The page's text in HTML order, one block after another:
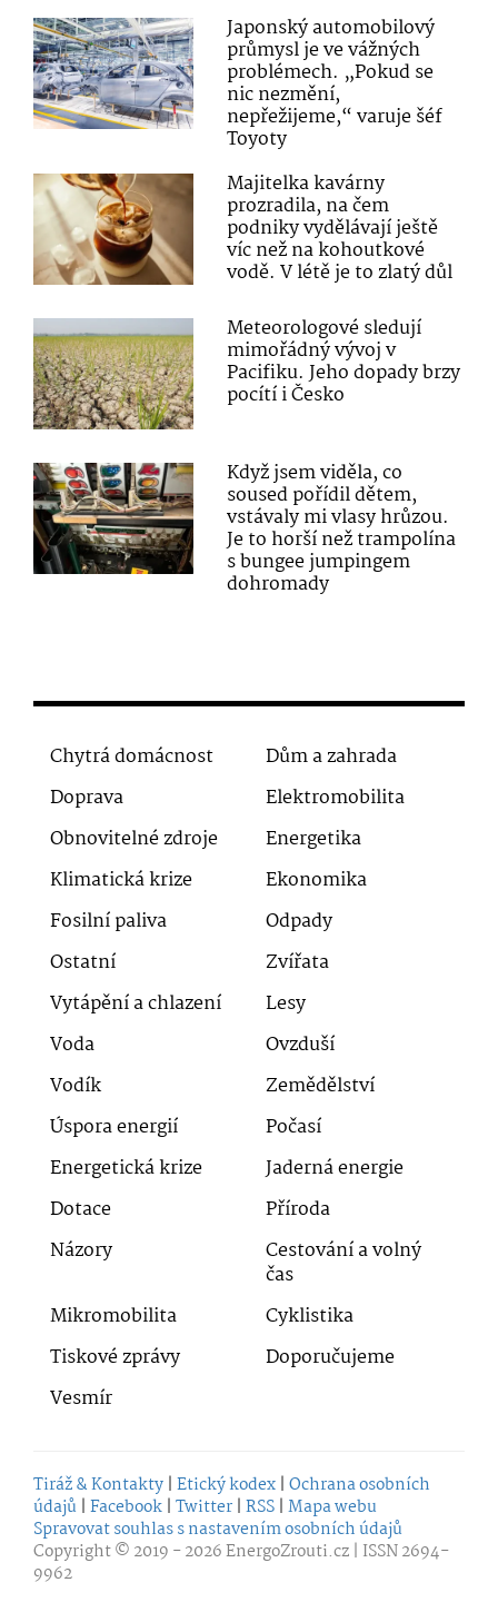
Japonský automobilový
průmysl je ve vážných
problémech. „Pokud se
nic nezmění,
nepřežijeme,“ varuje šéf
Toyoty
Majitelka kavárny
prozradila, na čem
podniky vydělávají ještě
víc než na kohoutkové
vodě. V létě je to zlatý důl
Meteorologové sledují
mimořádný vývoj v
Pacifiku. Jeho dopady brzy
pocítí i Česko
Když jsem viděla, co
soused pořídil dětem,
vstávaly mi vlasy hrůzou.
Je to horší než trampolína
s bungee jumpingem
dohromady
Chytrá domácnost
Dům a zahrada
Doprava
Elektromobilita
Obnovitelné zdroje
Energetika
Klimatická krize
Ekonomika
Fosilní paliva
Odpady
Ostatní
Zvířata
Vytápění a chlazení
Lesy
Voda
Ovzduší
Vodík
Zemědělství
Úspora energií
Počasí
Energetická krize
Jaderná energie
Dotace
Příroda
Názory
Cestování a volný
čas
Mikromobilita
Cyklistika
Tiskové zprávy
Doporučujeme
Vesmír
Tiráž & Kontakty | Etický kodex | Ochrana osobních
údajů | Facebook | Twitter | RSS | Mapa webu
Spravovat souhlas s nastavením osobních údajů
Copyright © 2019 - 2026EnergoZrouti.cz | ISSN 2694-
9962